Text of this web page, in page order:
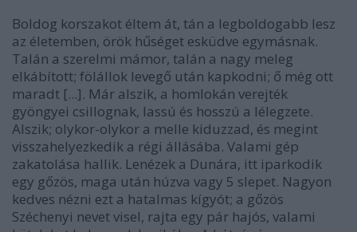
Boldog korszakot éltem át, tán a legboldogabb lesz
az életemben, örök hűséget esküdve egymásnak.
Talán a szerelmi mámor, talán a nagy meleg
elkábított; fölállok levegő után kapkodni; ő még ott
maradt [...]. Már alszik, a homlokán verejték
gyöngyei csillognak, lassú és hosszú a lélegzete.
Alszik; olykor-olykor a melle kiduzzad, és megint
visszahelyezkedik a régi állásába. Valami gép
zakatolása hallik. Lenézek a Dunára, itt iparkodik
egy gőzös, maga után húzva vagy 5 slepet. Nagyon
kedves nézni ezt a hatalmas kígyót; a gőzös
Széchenyi nevet visel, rajta egy pár hajós, valami